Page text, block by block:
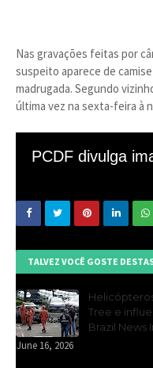
Nas gravações feitas por
suspeito aparece de
madrugada. Segundo
última vez na sexta-feira à
Fonte: Metrópoles
TALVEZ VOCÊ GOSTE
Tree e
Brazil News
June 16, 2026